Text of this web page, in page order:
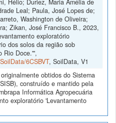
Hélio; Duriez, Maria Amélia de
Leal; Paula, José Lopes de;
Washington de Oliveira;
Zikan, José Francisco B., 2023,
exploratório
dos solos da região sob
Rio Doce.'",
6CSBVT, SoilData, V1
obtidos do Sistema
construído e mantido pela
Informática Agropecuária
exploratório 'Levantamento